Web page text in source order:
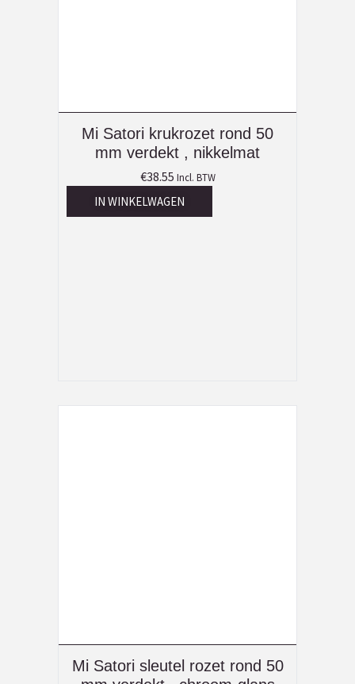
Mi Satori krukrozet rond 50
mm verdekt , nikkelmat
€38.55 Incl. BTW
IN WINKELWAGEN
Mi Satori sleutel rozet rond 50